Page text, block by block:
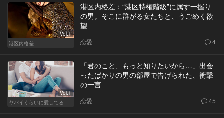
Vol.1
港区内格差
港区内格差：“港区特権階級”に属す一握り
の男。そこに群がる女たちと、うごめく欲
望
恋愛 4
Vol.1
ヤバイくらいに愛してる
「君のこと、もっと知りたいから…」出会
ったばかりの男の部屋で告げられた、衝撃
の一言
恋愛 45